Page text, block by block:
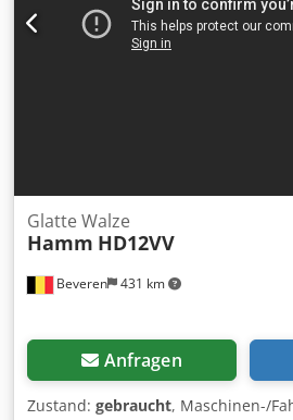
senden Ihnen diese umgehend zu.
auf Niederländisch, Englisch,
Spanisch und Russisch. Entdecken
Beveren 431 km
Glatte Walze
Hamm HD12VV
Anfragen
Zustand: gebraucht, Maschinen-/